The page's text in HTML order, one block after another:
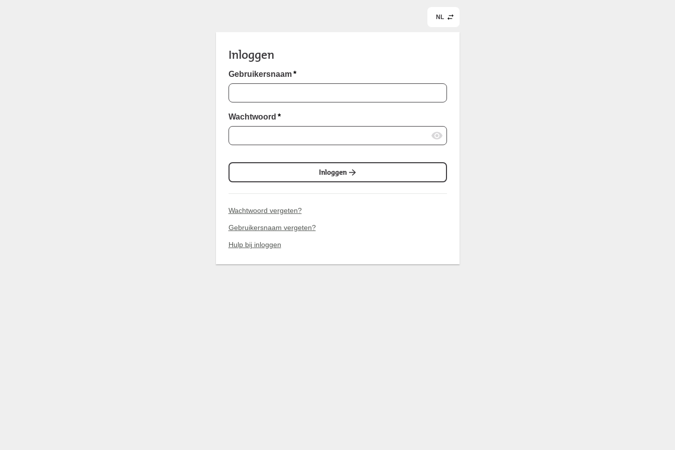
NL
Inloggen
Gebruikersnaam *
Wachtwoord *
Inloggen
Wachtwoord vergeten?
Gebruikersnaam vergeten?
Hulp bij inloggen